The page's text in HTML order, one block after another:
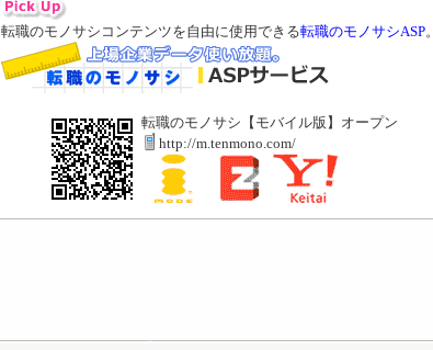
転職のモノサシコンテンツを自由に使用できる転職のモノサシASP。
転職のモノサシ【モバイル版】オープン
http://m.tenmono.com/